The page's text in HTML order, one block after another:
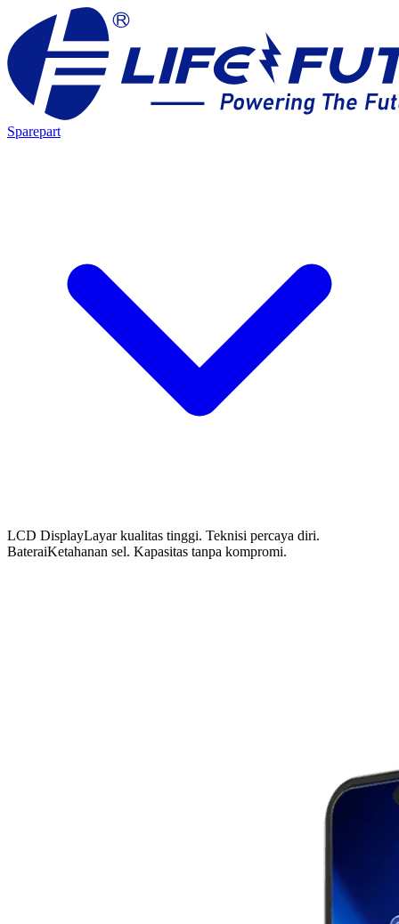
Sparepart
LCD DisplayLayar kualitas tinggi. Teknisi percaya diri.
BateraiKetahanan sel. Kapasitas tanpa kompromi.